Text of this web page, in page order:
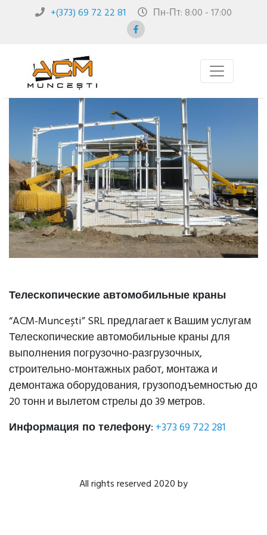
+(373) 69 72 22 81 Пн-Пт: 8:00 - 17:00
Телескопические автомобильные краны
“ACM-Muncești” SRL предлагает к Вашим услугам
Телескопические автомобильные краны для
выполнения погрузочно-разгрузочных,
строительно-монтажных работ, монтажа и
демонтажа оборудования, грузоподъемностью до
20 тонн и вылетом стрелы до 39 метров.
Информация по телефону: +373 69 722 281
All rights reserved 2020 by